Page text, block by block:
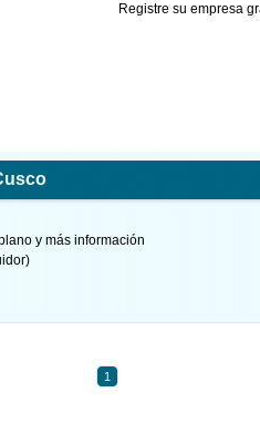
Registre su empresa
y más información
1